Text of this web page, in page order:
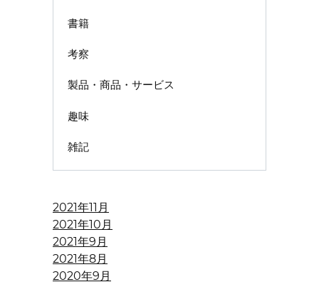
書籍
考察
製品・商品・サービス
趣味
雑記
2021年11月
2021年10月
2021年9月
2021年8月
2020年9月